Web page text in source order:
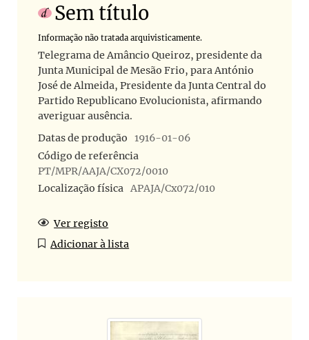
Sem título
Informação não tratada arquivisticamente.
Telegrama de Amâncio Queiroz, presidente da
Junta Municipal de Mesão Frio, para António
José de Almeida, Presidente da Junta Central do
Partido Republicano Evolucionista, afirmando
averiguar ausência.
Datas de produção
1916-01-06
Código de referência
PT/MPR/AAJA/CX072/0010
Localização física APAJA/Cx072/010
Ver registo
Adicionar à lista